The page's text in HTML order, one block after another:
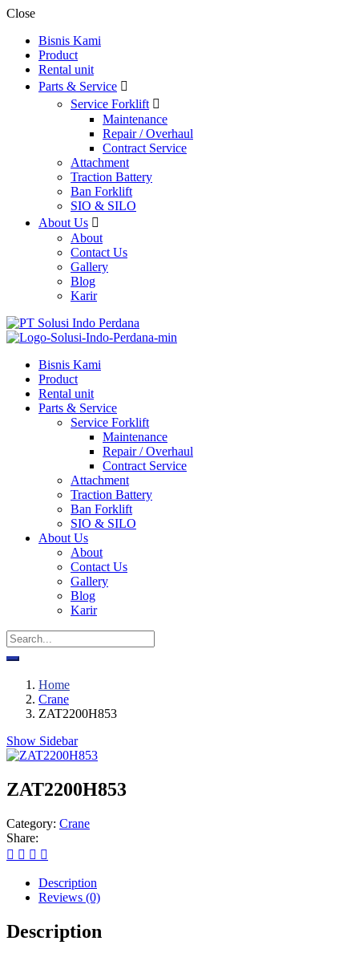
Close
Bisnis Kami
Product
Rental unit
Parts & Service
Service Forklift
Maintenance
Repair / Overhaul
Contract Service
Attachment
Traction Battery
Ban Forklift
SIO & SILO
About Us
About
Contact Us
Gallery
Blog
Karir
Bisnis Kami
Product
Rental unit
Parts & Service
Service Forklift
Maintenance
Repair / Overhaul
Contract Service
Attachment
Traction Battery
Ban Forklift
SIO & SILO
About Us
About
Contact Us
Gallery
Blog
Karir
Home
Crane
ZAT2200H853
Show Sidebar
ZAT2200H853
Category: Crane
Share:
Description
Reviews (0)
Description